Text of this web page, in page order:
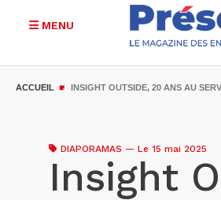
MENU
ACCUEIL INSIGHT OUTSIDE, 20 ANS AU
DIAPORAMAS — Le 15 mai 2025
Insight